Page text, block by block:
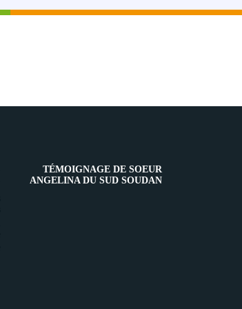
TÉMOIGNAGE DE SOEUR
ANGELINA DU SUD SOUDAN